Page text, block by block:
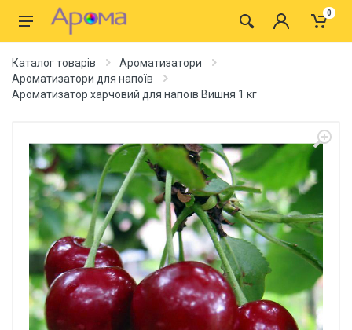
0
Каталог товарів
Ароматизатори
Ароматизатори для напоїв
Ароматизатор харчовий для напоїв Вишня 1 кг